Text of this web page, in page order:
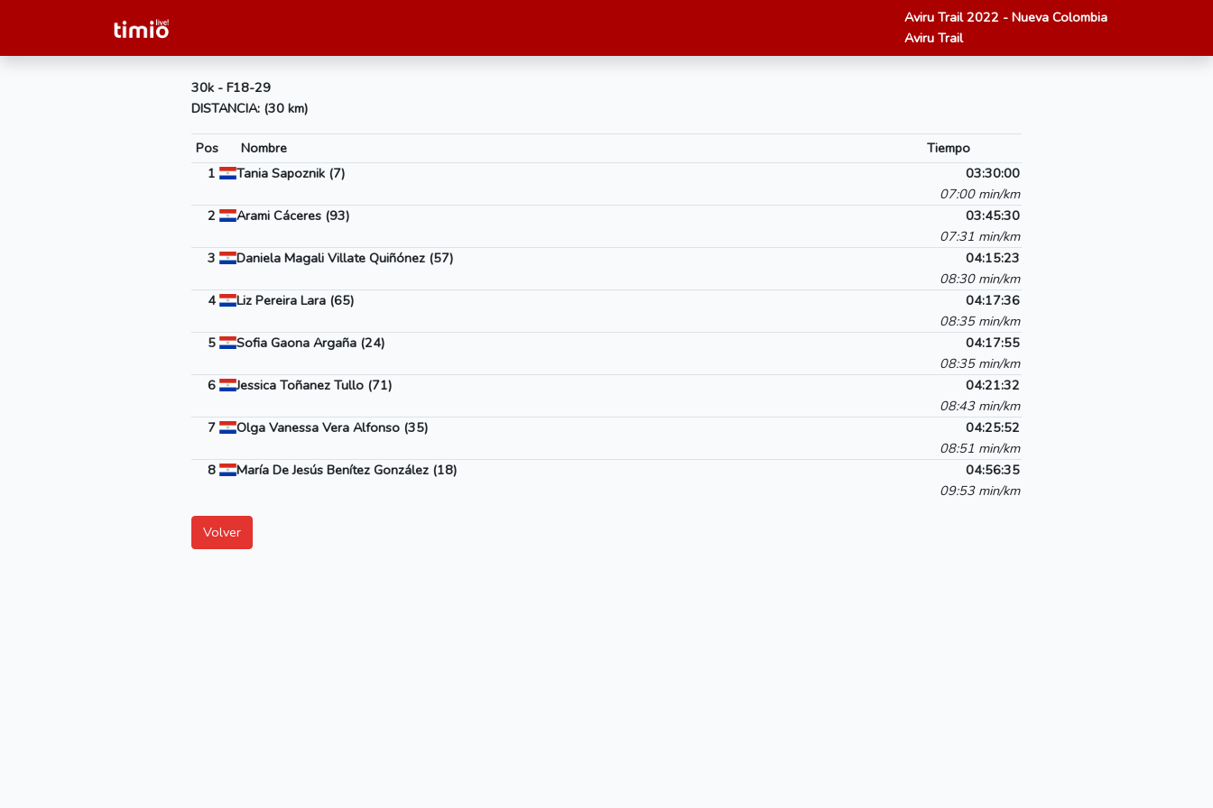
Aviru Trail 2022 - Nueva Colombia
Aviru Trail
30k - F18-29
DISTANCIA: (30 km)
Pos Nombre
Tiempo
1
Tania Sapoznik (7)
03:30:00
07:00 min/km
2
Arami Cáceres (93)
03:45:30
07:31 min/km
3
Daniela Magali Villate Quiñónez (57)
04:15:23
08:30 min/km
4
Liz Pereira Lara (65)
04:17:36
08:35 min/km
5
Sofia Gaona Argaña (24)
04:17:55
08:35 min/km
6
Jessica Toñanez Tullo (71)
04:21:32
08:43 min/km
7
Olga Vanessa Vera Alfonso (35)
04:25:52
08:51 min/km
8
María De Jesús Benítez González (18)
04:56:35
09:53 min/km
Volver